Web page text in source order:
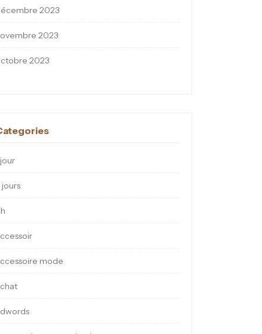
2023
2023
2023
jour
jours
mode